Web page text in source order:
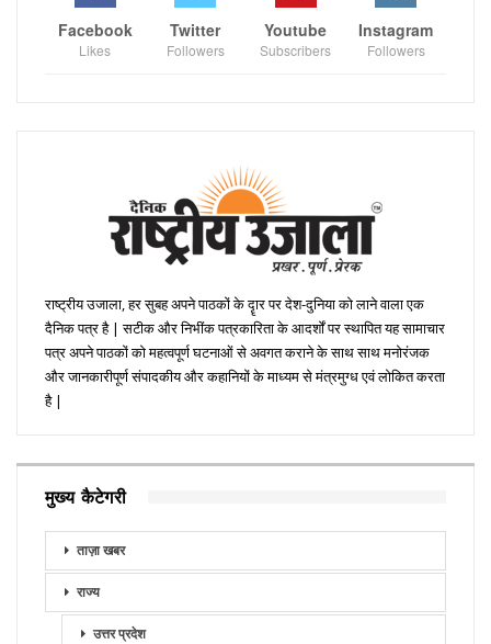
Facebook
Likes
Twitter
Followers
Youtube
Subscribers
Instagram
Followers
राष्ट्रीय उजाला, हर सुबह अपने पाठकों के दॄार पर देश-दुनिया को लाने वाला एक
दैनिक पत्र है | सटीक और निभींक पत्रकारिता के आदर्शों पर स्थापित यह सामाचार
पत्र अपने पाठकों को महत्वपूर्ण घटनाओं से अवगत कराने के साथ साथ मनोरंजक
और जानकारीपूर्ण संपादकीय और कहानियों के माध्यम से मंत्रमुग्ध एवं लोकित करता
है |
मुख्य कैटेगरी
ताज़ा खबर
राज्य
उत्तर प्रदेश